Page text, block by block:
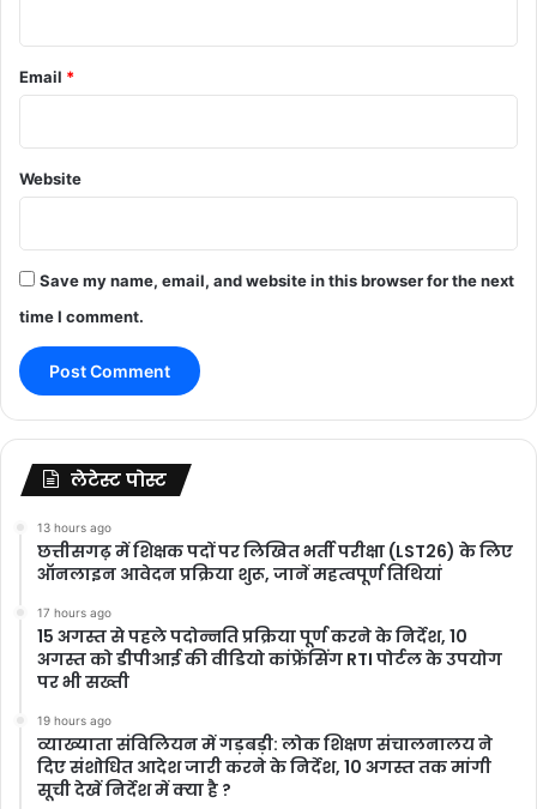
Email *
Website
Save my name, email, and website in this browser for the next
time I comment.
लेटेस्ट पोस्ट
13 hours ago
छत्तीसगढ़ में शिक्षक पदों पर लिखित भर्ती परीक्षा (LST26) के लिए
ऑनलाइन आवेदन प्रक्रिया शुरू, जानें महत्वपूर्ण तिथियां
17 hours ago
15 अगस्त से पहले पदोन्नति प्रक्रिया पूर्ण करने के निर्देश, 10
अगस्त को डीपीआई की वीडियो कांफ्रेंसिंग RTI पोर्टल के उपयोग
पर भी सख्ती
19 hours ago
​व्याख्याता संविलियन में गड़बड़ी: लोक शिक्षण संचालनालय ने
दिए संशोधित आदेश जारी करने के निर्देश, 10 अगस्त तक मांगी
सूची देखें निर्देश में क्या है ?